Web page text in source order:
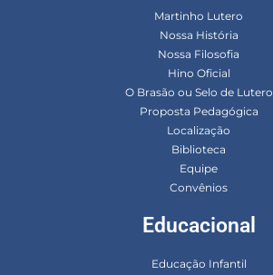
Martinho Lutero
Nossa História
Nossa Filosofia
Hino Oficial
O Brasão ou Selo de Lutero
Proposta Pedagógica
Localização
Biblioteca
Equipe
Convênios
Educacional
Educação Infantil